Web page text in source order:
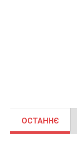
ОСТАННЄ